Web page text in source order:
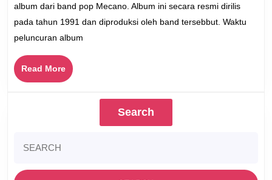
Dari
Band
Mecano
album dari band pop Mecano. Album ini secara resmi dirilis
pada tahun 1991 dan diproduksi oleh band tersebbut. Waktu
peluncuran album
Read MoreRead
More
Search
for: